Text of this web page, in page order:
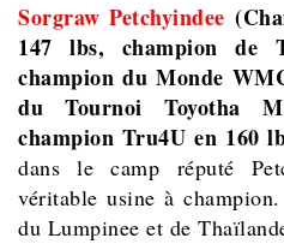
Sorgraw Petchyindee
147 lbs, champion de
champion du Monde
du Tournoi Toyotha
champion Tru4U en 160
dans le camp réputé
véritable usine à
du Lumpinee et de